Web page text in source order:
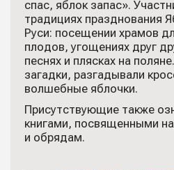
спас, яблок запас».
традициях празднования
Руси: посещении храмов
плодов, угощениях друг
песнях и плясках на
загадки, разгадывали
волшебные яблочки.
Присутствующие также
книгами, посвященными
и обрядам.